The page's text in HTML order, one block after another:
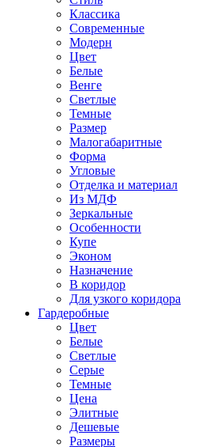
Классика
Современные
Модерн
Цвет
Белые
Венге
Светлые
Темные
Размер
Малогабаритные
Форма
Угловые
Отделка и материал
Из МДФ
Зеркальные
Особенности
Купе
Эконом
Назначение
В коридор
Для узкого коридора
Гардеробные
Цвет
Белые
Светлые
Серые
Темные
Цена
Элитные
Дешевые
Размеры